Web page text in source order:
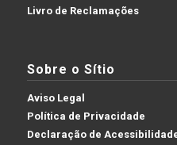
Livro de Reclamações
Sobre o Sítio
Aviso Legal
Política de Privacidade
Declaração de